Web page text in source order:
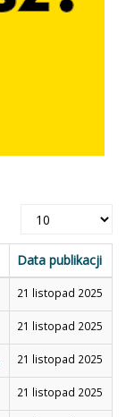
Pokaż
Data publikacji
21 listopad 2025
21 listopad 2025
21 listopad 2025
21 listopad 2025